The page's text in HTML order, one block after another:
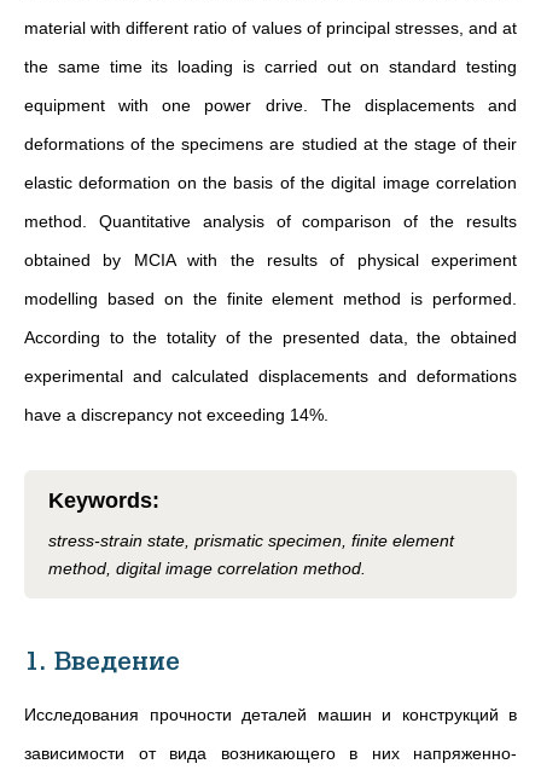
material with different ratio of values of principal stresses, and at
the same time its loading is carried out on standard testing
equipment with one power drive. The displacements and
deformations of the specimens are studied at the stage of their
elastic deformation on the basis of the digital image correlation
method. Quantitative analysis of comparison of the results
obtained by MCIA with the results of physical experiment
modelling based on the finite element method is performed.
According to the totality of the presented data, the obtained
experimental and calculated displacements and deformations
have a discrepancy not exceeding 14%.
Keywords:
stress-strain state, prismatic specimen, finite element
method, digital image correlation method.
1. Введение
Исследования прочности деталей машин и конструкций в
зависимости от вида возникающего в них напряженно-